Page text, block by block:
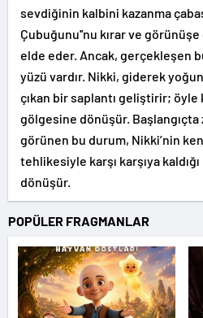
sevdiğinin kalbini kazanma
Çubuğunu''nu kırar ve
elde eder. Ancak, gerçekleşen
yüzü vardır. Nikki, giderek
çıkan bir saplantı geliştirir; öyle
gölgesine dönüşür. Başlangıçta
görünen bu durum, Nikki’nin
tehlikesiyle karşı karşıya
dönüşür.
POPÜLER FRAGMANLAR